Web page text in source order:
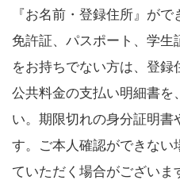
『お名前・登録住所』が
免許証、パスポート、学
をお持ちでない方は、登
公共料金の支払い明細書を
い。期限切れの身分証明
す。ご本人確認ができな
ていただく場合がございま